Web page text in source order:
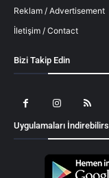
Reklam / Advertisement
İletişim / Contact
Bizi Takip Edin
Uygulamaları